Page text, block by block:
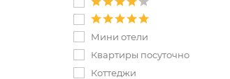
Мини отели
Квартиры посуточно
Коттеджи